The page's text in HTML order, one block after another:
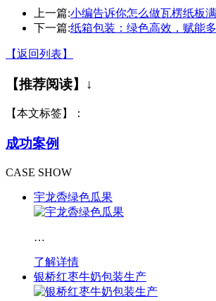
上一篇:小编告诉你怎么做瓦楞纸板
下一篇:纸箱包装：绿色高效，赋能
【返回列表】
【推荐阅读】↓
【本文标签】：
成功案例
CASE SHOW
宇龙稥绿色瓜果
…
了解详情
银桥红枣牛奶包装生产